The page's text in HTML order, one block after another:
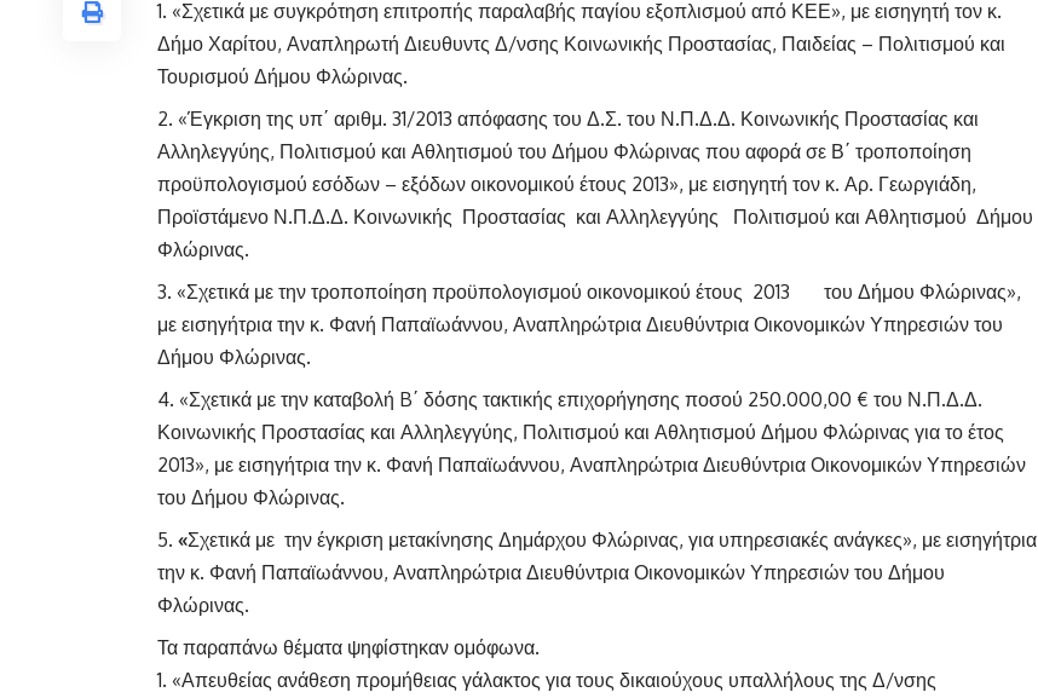
«Σχετικά με συγκρότηση επιτροπής παραλαβής παγίου εξοπλισμού από ΚΕΕ», με εισηγητή τον κ.
Δήμο Χαρίτου, Αναπληρωτή Διευθυντς Δ/νσης Κοινωνικής Προστασίας, Παιδείας – Πολιτισμού και
Τουρισμού Δήμου Φλώρινας.
«Έγκριση της υπ΄ αριθμ. 31/2013 απόφασης του Δ.Σ. του Ν.Π.Δ.Δ. Κοινωνικής Προστασίας και
Αλληλεγγύης, Πολιτισμού και Αθλητισμού του Δήμου Φλώρινας που αφορά σε Β΄ τροποποίηση
προϋπολογισμού εσόδων – εξόδων οικονομικού έτους 2013», με εισηγητή τον κ. Αρ. Γεωργιάδη,
Προϊστάμενο Ν.Π.Δ.Δ. Κοινωνικής Προστασίας και Αλληλεγγύης Πολιτισμού και Αθλητισμού Δήμου
Φλώρινας.
«Σχετικά με την τροποποίηση προϋπολογισμού οικονομικού έτους 2013 του Δήμου Φλώρινας»,
με εισηγήτρια την κ. Φανή Παπαϊωάννου, Αναπληρώτρια Διευθύντρια Οικονομικών Υπηρεσιών του
Δήμου Φλώρινας.
«Σχετικά με την καταβολή B΄ δόσης τακτικής επιχορήγησης ποσού 250.000,00 € του Ν.Π.Δ.Δ.
Κοινωνικής Προστασίας και Αλληλεγγύης, Πολιτισμού και Αθλητισμού Δήμου Φλώρινας για το έτος
2013», με εισηγήτρια την κ. Φανή Παπαϊωάννου, Αναπληρώτρια Διευθύντρια Οικονομικών Υπηρεσιών
του Δήμου Φλώρινας.
«Σχετικά με την έγκριση μετακίνησης Δημάρχου Φλώρινας, για υπηρεσιακές ανάγκες», με εισηγήτρια
την κ. Φανή Παπαϊωάννου, Αναπληρώτρια Διευθύντρια Οικονομικών Υπηρεσιών του Δήμου
Φλώρινας.
Τα παραπάνω θέματα ψηφίστηκαν ομόφωνα.
«Απευθείας ανάθεση προμήθειας γάλακτος για τους δικαιούχους υπαλλήλους της Δ/νσης